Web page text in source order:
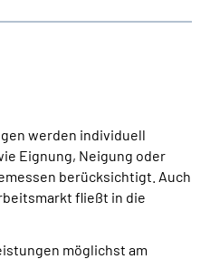
werden individuell
Eignung, Neigung oder
berücksichtigt. Auch
fließt in die
möglichst am